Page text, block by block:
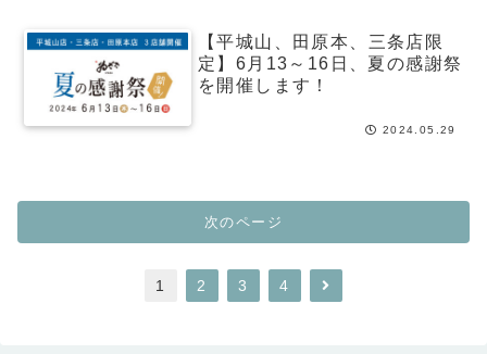
【平城山、田原本、三条店限
定】6月13～16日、夏の感謝祭
を開催します！
2024.05.29
次のページ
1 2 3 4